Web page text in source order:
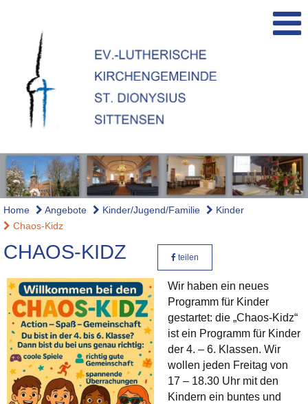
Home Angebote Kinder/Jugend/Familie
Kinder
Chaos-Kidz
CHAOS-KIDZ teilen
Wir haben ein neues
Programm für Kinder
gestartet: die „Chaos-Kidz“
ist ein Programm für Kinder
der 4. – 6. Klassen. Wir
wollen jeden Freitag von
17 – 18.30 Uhr mit den
Kindern ein buntes und